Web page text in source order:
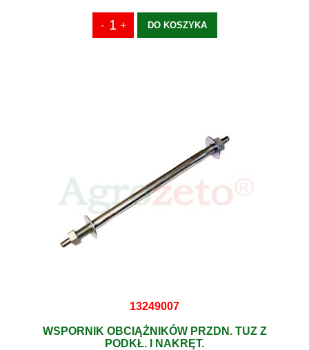
DO KOSZYKA
13249007
WSPORNIK OBCIĄŻNIKÓW PRZDN. TUZ Z
PODKŁ. I NAKRĘT.